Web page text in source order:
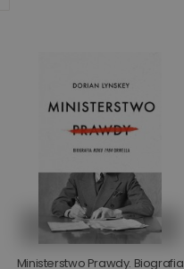
Ministerstwo Prawdy. Biografia